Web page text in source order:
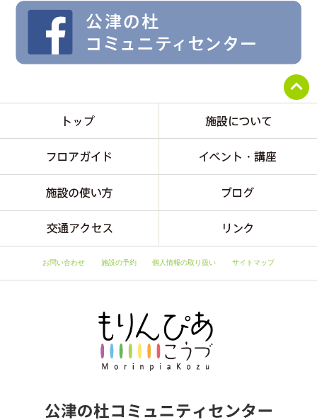
お問い合わせ 施設の予約 個人情報の取り扱い サイトマップ